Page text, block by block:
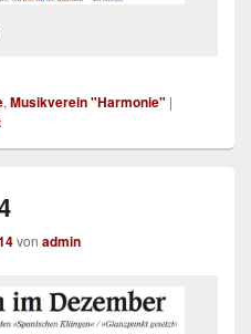
, Musikverein "Harmonie" |
von admin